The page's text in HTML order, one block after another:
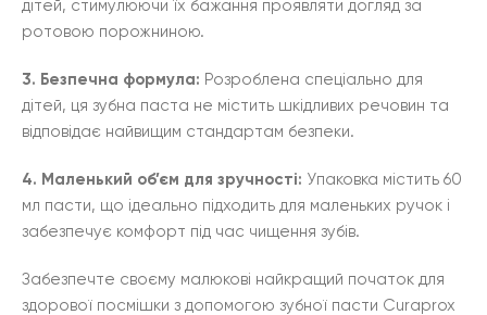
дітей, стимулюючи їх бажання проявляти догляд за
ротовою порожниною.
3. Безпечна формула: Розроблена спеціально для
дітей, ця зубна паста не містить шкідливих речовин та
відповідає найвищим стандартам безпеки.
4. Маленький об’єм для зручності: Упаковка містить 60
мл пасти, що ідеально підходить для маленьких ручок і
забезпечує комфорт під час чищення зубів.
Забезпечте своєму малюкові найкращий початок для
здорової посмішки з допомогою зубної пасти Curaprox